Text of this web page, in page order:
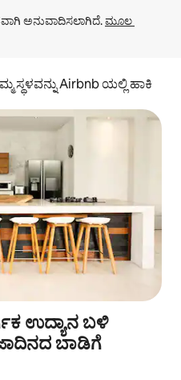
ಅನುವಾದಿಸಲಾಗಿದೆ. ಮೂಲ
ಸ್ಥಳವನ್ನು Airbnb ಯಲ್ಲಿ ಹಾಕಿ
ಉದ್ಯಾನ ಬಳಿ
ಬಾಡಿಗೆ